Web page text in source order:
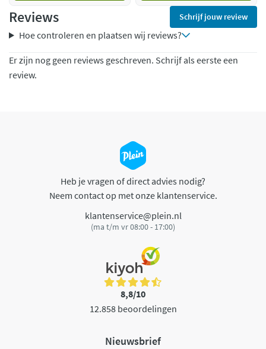
Reviews Schrijf jouw review
Hoe controleren en plaatsen wij reviews?
Er zijn nog geen reviews geschreven. Schrijf als eerste een
review.
Heb je vragen of direct advies nodig?
Neem contact op met onze klantenservice.
klantenservice@plein.nl
(ma t/m vr 08:00 - 17:00)
8,8/10
12.858 beoordelingen
Nieuwsbrief